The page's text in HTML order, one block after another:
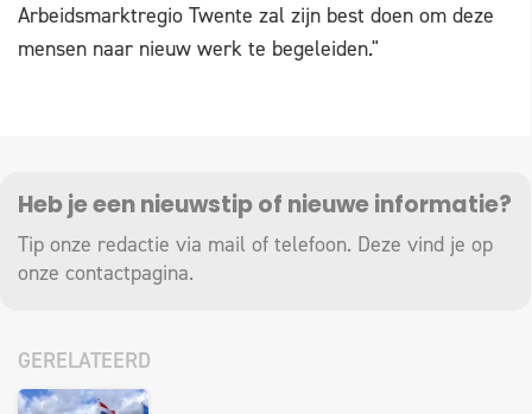
Arbeidsmarktregio Twente zal zijn best doen om deze
mensen naar nieuw werk te begeleiden."
Heb je een nieuwstip of nieuwe informatie?
Tip onze redactie via mail of telefoon. Deze vind je op
onze contactpagina.
GERELATEERD